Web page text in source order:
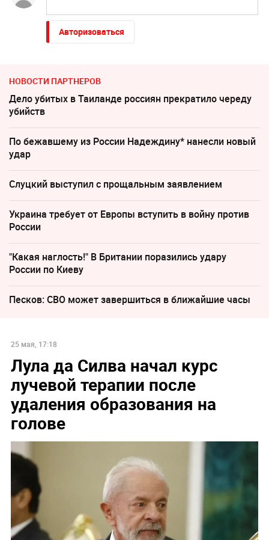
Авторизоваться
НОВОСТИ ПАРТНЕРОВ
Дело убитых в Таиланде россиян прекратило череду
убийств
По бежавшему из России Надеждину* нанесли новый
удар
Слуцкий выступил с прощальным заявлением
Украина требует от Европы вступить в войну против
России
"Какая наглость!" В Британии поразились удару
России по Киеву
Песков: СВО может завершиться в ближайшие часы
25 мая, 17:18
Лула да Силва начал курс
лучевой терапии после
удаления образования на
голове